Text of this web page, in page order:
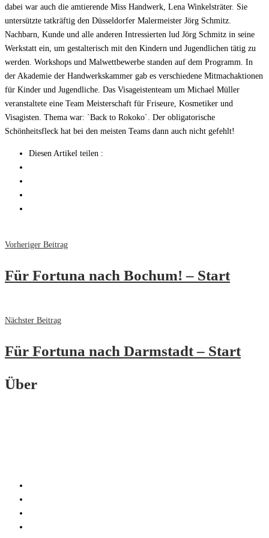
dabei war auch die amtierende Miss Handwerk, Lena Winkelsträter. Sie
untersützte tatkräftig den Düsseldorfer Malermeister Jörg Schmitz.
Nachbarn, Kunde und alle anderen Intressierten lud Jörg Schmitz in seine
Werkstatt ein, um gestalterisch mit den Kindern und Jugendlichen tätig zu
werden. Workshops und Malwettbewerbe standen auf dem Programm. In
der Akademie der Handwerkskammer gab es verschiedene Mitmachaktionen
für Kinder und Jugendliche. Das Visageistenteam um Michael Müller
veranstaltete eine Team Meisterschaft für Friseure, Kosmetiker und
Visagisten. Thema war: `Back to Rokoko`. Der obligatorische
Schönheitsfleck hat bei den meisten Teams dann auch nicht gefehlt!
Diesen Artikel teilen :
Vorheriger Beitrag
Für Fortuna nach Bochum! – Start
Nächster Beitrag
Für Fortuna nach Darmstadt – Start
Über